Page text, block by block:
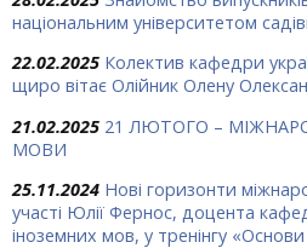
національним університетом
22.02.2025 Колектив кафедри
щиро вітає Олійник Олену
21.02.2025 21 ЛЮТОГО –
МОВИ
25.11.2024 Нові горизонти
участі Юлії Фернос, доцента
іноземних мов, у тренінгу